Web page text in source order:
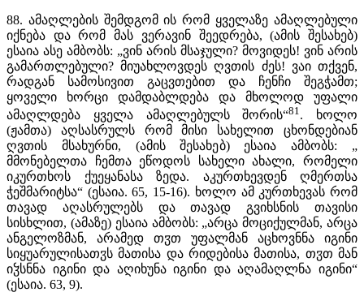
88. ამაღლების შემდგომ ის რომ ყველაზე ამაღლებული
იქნება და რომ მას ვერავინ შეედრება, (ამის შესახებ)
ესაია ასე ამბობს: „ვინ არის მსაჯული? მოვიდეს! ვინ არის
გამართლებული? მიუახლოვდეს ღვთის ძეს! ვაი თქვენ,
რადგან სამოსივით გაცვთებით და ჩენჩი შეგჭამთ;
ყოველი ხორცი დამდაბლდება და მხოლოდ უფალი
ამაღლდება ყველა ამაღლებულს შორის“81. ხოლო
(ჟამთა) აღსასრულს რომ მისი სახელით ცხონდებიან
ღვთის მსახურნი, (ამის შესახებ) ესაია ამბობს: „
მმონებელთა ჩემთა ეწოდოს სახელი ახალი, რომელი
იკურთხოს ქუეყანასა ზედა. აკურთხევდენ ღმერთსა
ჭეშმარიტსა“ (ესაია. 65, 15-16). ხოლო ამ კურთხევას რომ
თავად აღასრულებს და თავად გვიხსნის თავისი
სისხლით, (ამაზე) ესაია ამბობს: „არცა მოციქულმან, არცა
ანგელოზმან, არამედ თჳთ უფალმან აცხოვნნა იგინი
სიყუარულისათჳს მათისა და რიდებისა მათისა, თჳთ მან
იჴსნნა იგინი და აღიხუნა იგინი და აღამაღლნა იგინი“
(ესაია. 63, 9).